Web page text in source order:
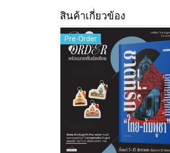
สินค้าเกี่ยวข้อง
Pre-Order